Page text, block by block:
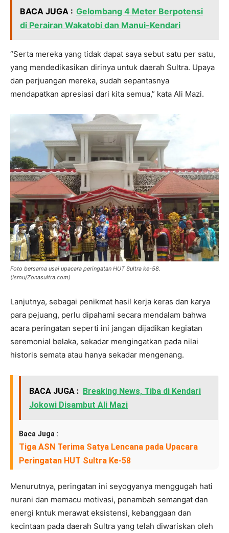
BACA JUGA : Gelombang 4 Meter Berpotensi
di Perairan Wakatobi dan Manui-Kendari
“Serta mereka yang tidak dapat saya sebut satu per satu,
yang mendedikasikan dirinya untuk daerah Sultra. Upaya
dan perjuangan mereka, sudah sepantasnya
mendapatkan apresiasi dari kita semua,” kata Ali Mazi.
Foto bersama usai upacara peringatan HUT Sultra ke-58.
(Ismu/Zonasultra.com)
Lanjutnya, sebagai penikmat hasil kerja keras dan karya
para pejuang, perlu dipahami secara mendalam bahwa
acara peringatan seperti ini jangan dijadikan kegiatan
seremonial belaka, sekadar mengingatkan pada nilai
historis semata atau hanya sekadar mengenang.
BACA JUGA : Breaking News, Tiba di Kendari
Jokowi Disambut Ali Mazi
Baca Juga :
Tiga ASN Terima Satya Lencana pada Upacara
Peringatan HUT Sultra Ke-58
Menurutnya, peringatan ini seyogyanya menggugah hati
nurani dan memacu motivasi, penambah semangat dan
energi kntuk merawat eksistensi, kebanggaan dan
kecintaan pada daerah Sultra yang telah diwariskan oleh